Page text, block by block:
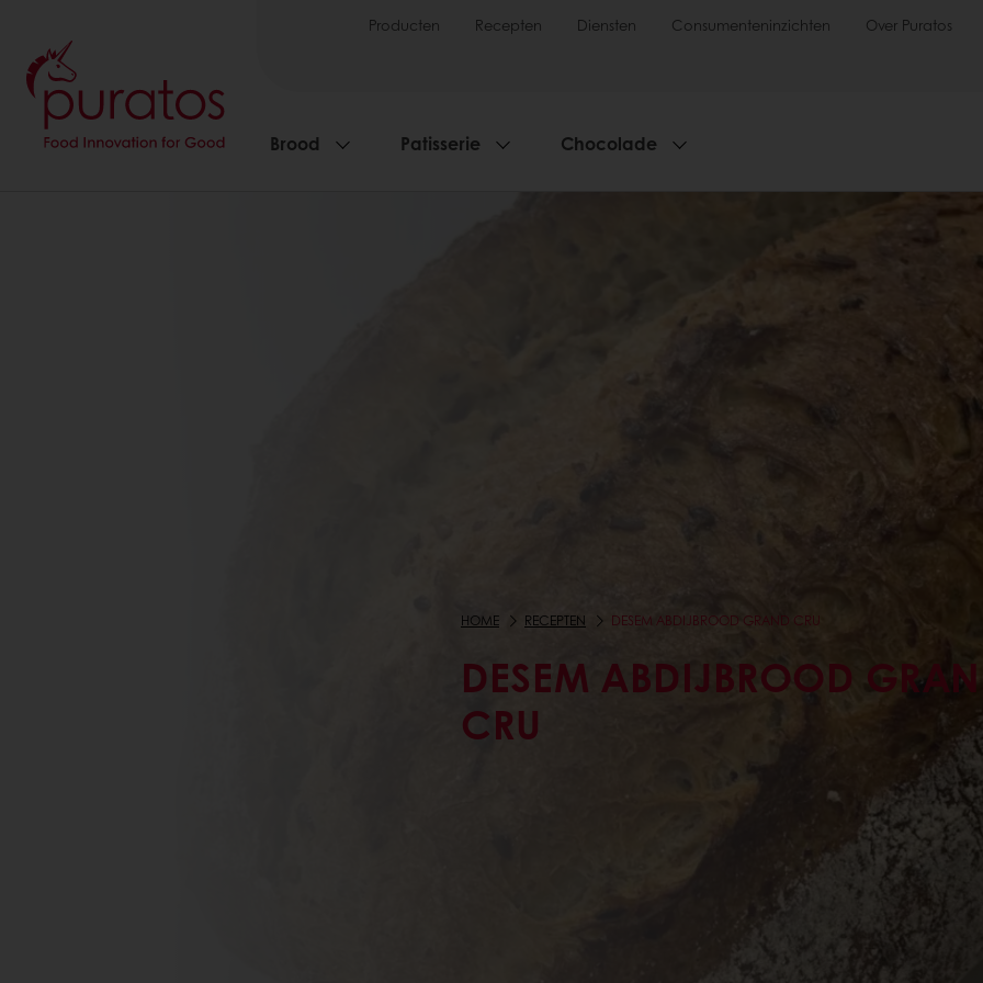
Producten Recepten Diensten Consumenteninzichten Over Puratos
Brood Patisserie Chocolade
HOME RECEPTEN DESEM ABDIJBROOD GRAND CRU
DESEM ABDIJBROOD
CRU